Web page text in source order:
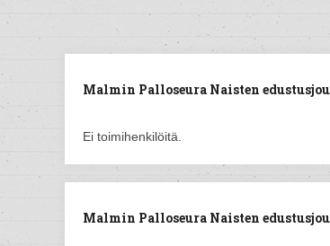
Malmin Palloseura Naisten
Ei toimihenkilöitä.
Malmin Palloseura Naisten